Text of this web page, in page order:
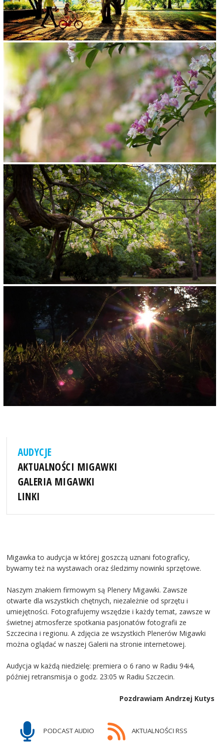
AUDYCJE
AKTUALNOŚCI MIGAWKI
GALERIA MIGAWKI
LINKI
Migawka to audycja w której goszczą uznani fotograficy,
bywamy też na wystawach oraz śledzimy nowinki sprzętowe.
Naszym znakiem firmowym są Plenery Migawki. Zawsze
otwarte dla wszystkich chętnych, niezależnie od sprzętu i
umiejętności. Fotografujemy wszędzie i każdy temat, zawsze w
świetnej atmosferze spotkania pasjonatów fotografii ze
Szczecina i regionu. A zdjęcia ze wszystkich Plenerów Migawki
można oglądać w naszej Galerii na stronie internetowej.
Audycja w każdą niedzielę: premiera o 6 rano w Radiu 94i4,
później retransmisja o godz. 23:05 w Radiu Szczecin.
Pozdrawiam Andrzej Kutys
PODCAST AUDIO AKTUALNOŚCI RSS